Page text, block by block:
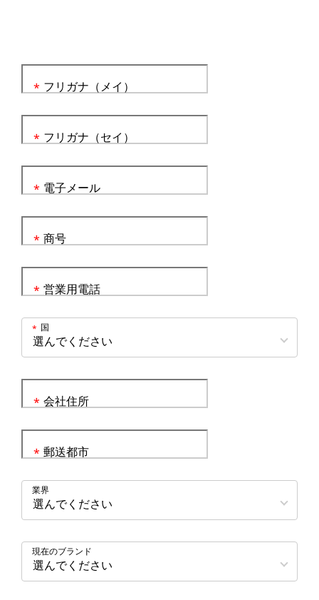
フリガナ（メイ）
*
フリガナ（セイ）
*
電子メール
*
商号
*
営業用電話
*
国
*
会社住所
*
郵送都市
*
業界
現在のブランド